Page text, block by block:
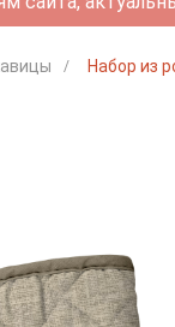
Набор из